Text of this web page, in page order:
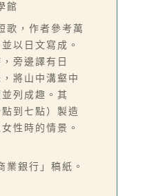
館
歌，作者參考萬
以日文寫成。
旁邊譯有日
將山中溝壑中
列成趣。其
到七點）製造
性時的情景。
業銀行」稿紙。